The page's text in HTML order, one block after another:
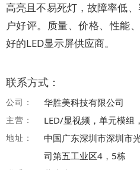
高亮且不易死灯，故障率低
户好评。质量、价格、性能
好的LED显示屏供应商。
联系方式：
公司： 华胜美科技有限公司
主营： LED/显视频，单元模组
地址：
中国广东深圳市深圳市
司第五工业区4，5栋